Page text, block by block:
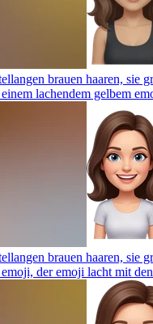
brauen haaren, sie
lachendem gelbem
brauen haaren, sie
emoji, der emoji lacht mit